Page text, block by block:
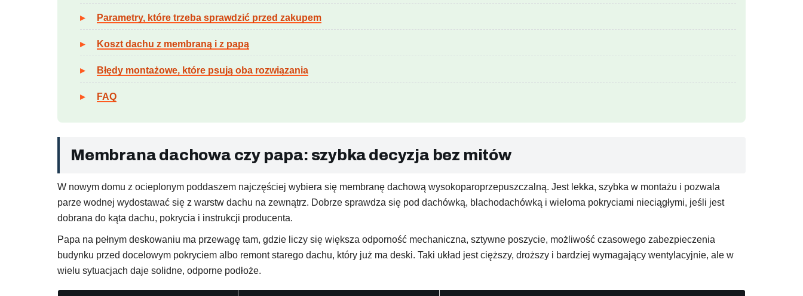
Parametry, które trzeba sprawdzić przed zakupem
Koszt dachu z membraną i z papą
Błędy montażowe, które psują oba rozwiązania
FAQ
Membrana dachowa czy papa: szybka decyzja bez mitów
W nowym domu z ocieplonym poddaszem najczęściej wybiera się membranę dachową wysokoparoprzepuszczalną. Jest lekka, szybka w montażu i pozwala
parze wodnej wydostawać się z warstw dachu na zewnątrz. Dobrze sprawdza się pod dachówką, blachodachówką i wieloma pokryciami nieciągłymi, jeśli jest
dobrana do kąta dachu, pokrycia i instrukcji producenta.
Papa na pełnym deskowaniu ma przewagę tam, gdzie liczy się większa odporność mechaniczna, sztywne poszycie, możliwość czasowego zabezpieczenia
budynku przed docelowym pokryciem albo remont starego dachu, który już ma deski. Taki układ jest cięższy, droższy i bardziej wymagający wentylacyjnie, ale w
wielu sytuacjach daje solidne, odporne podłoże.